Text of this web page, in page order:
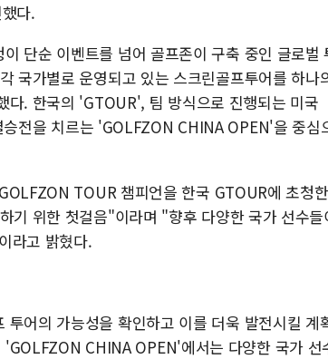
다.
단순 이벤트를 넘어 골프존이 구축 중인 글로벌
국가별로 운영되고 있는 스크린골프투어를 하나
다. 한국의 'GTOUR', 팀 방식으로 진행되는 미국
전을 치르는 'GOLFZON CHINA OPEN'을 중심
TOUR 챔피언을 한국 GTOUR에 초청
기 위한 첫걸음"이라며 "향후 다양한 국가 선수들
라고 밝혔다.
어의 가능성을 확인하고 이를 더욱 발전시킬 계
CHINA OPEN'에서는 다양한 국가 선